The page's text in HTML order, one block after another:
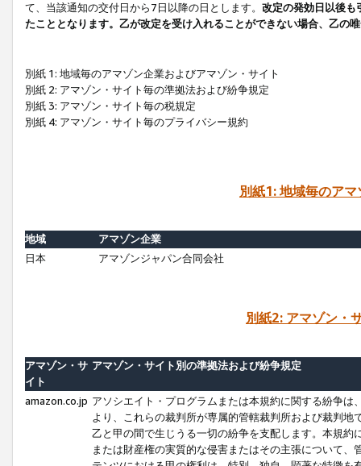
て、当該通知の交付日から7日以降の日とします。 改定の発効日以後も
たこととなります。乙が改定を受け入れることができない場合、乙の
別紙 1: 地域毎のアマゾン企業およびアマゾン・サイト
別紙 2: アマゾン・サイト毎の準拠法および紛争規定
別紙 3: アマゾン・サイト毎の税規定
別紙 4: アマゾン・サイト毎のプライバシー規約
別紙1: 地域毎のア
地域
アマゾン企業
日本
アマゾンジャパン合同会社
別紙2: アマゾン・
アマゾン・サ
イト
アマゾン・サイト別の準拠法および紛争規定
amazon.co.jp アソシエイト・プログラムまたは本規約に関する紛争
より、これらの裁判所が専属的管轄裁判所および裁判
乙と甲の間で生じうる一切の紛争を支配します。本規
または財産権の実質的な侵害またはその主張について